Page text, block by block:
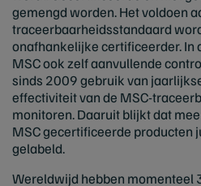
gemengd worden. Het voldoen
traceerbaarheidsstandaard
onafhankelijke certificeerder. In
MSC ook zelf aanvullende
sinds 2009 gebruik van
effectiviteit van de MSC-
monitoren. Daaruit blijkt dat
MSC gecertificeerde producten
gelabeld.
Wereldwijd hebben momenteel